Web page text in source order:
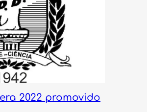
2022 promovido